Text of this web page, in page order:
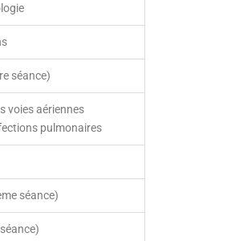
séance)
voies aériennes
pulmonaires
séance)